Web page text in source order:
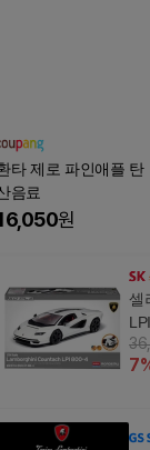
타 제로 파인애플 탄
음료
원
셀
7